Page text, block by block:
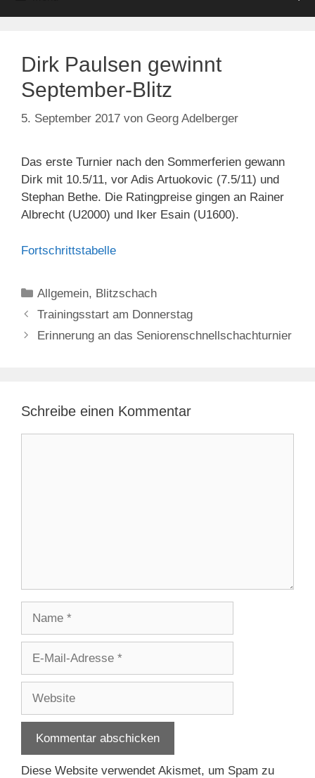
Dirk Paulsen gewinnt
September-Blitz
5. September 2017 von Georg Adelberger
Das erste Turnier nach den Sommerferien gewann
Dirk mit 10.5/11, vor Adis Artuokovic (7.5/11) und
Stephan Bethe. Die Ratingpreise gingen an Rainer
Albrecht (U2000) und Iker Esain (U1600).
Fortschrittstabelle
Kategorien
Allgemein, Blitzschach
Trainingsstart am Donnerstag
Erinnerung an das Seniorenschnellschachturnier
Schreibe einen Kommentar
Adresse
Diese Website verwendet Akismet, um Spam zu